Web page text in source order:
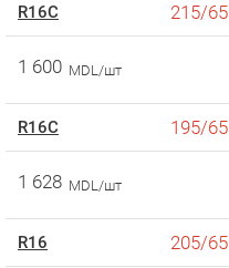
R16C 215/65
1 600 MDL/шт
R16C 195/65
1 628 MDL/шт
R16 205/65